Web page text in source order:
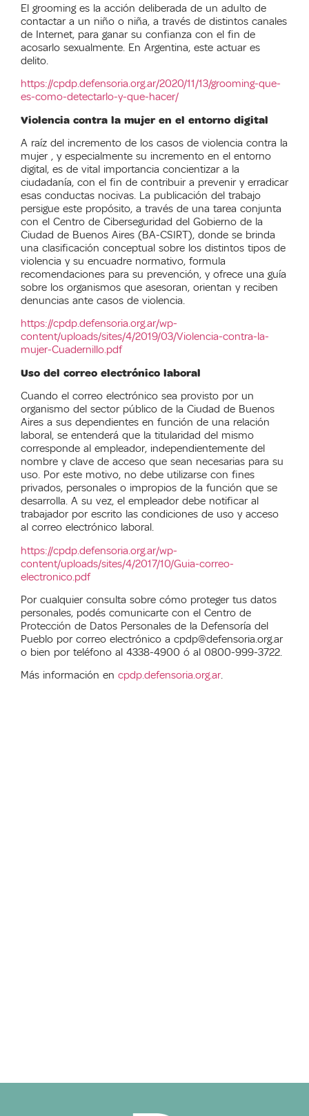
El grooming es la acción deliberada de un adulto de
contactar a un niño o niña, a través de distintos canales
de Internet, para ganar su confianza con el fin de
acosarlo sexualmente. En Argentina, este actuar es
delito.
https://cpdp.defensoria.org.ar/2020/11/13/grooming-que-
es-como-detectarlo-y-que-hacer/
Violencia contra la mujer en el entorno digital
A raíz del incremento de los casos de violencia contra la
mujer , y especialmente su incremento en el entorno
digital, es de vital importancia concientizar a la
ciudadanía, con el fin de contribuir a prevenir y erradicar
esas conductas nocivas. La publicación del trabajo
persigue este propósito, a través de una tarea conjunta
con el Centro de Ciberseguridad del Gobierno de la
Ciudad de Buenos Aires (BA-CSIRT), donde se brinda
una clasificación conceptual sobre los distintos tipos de
violencia y su encuadre normativo, formula
recomendaciones para su prevención, y ofrece una guía
sobre los organismos que asesoran, orientan y reciben
denuncias ante casos de violencia.
https://cpdp.defensoria.org.ar/wp-
content/uploads/sites/4/2019/03/Violencia-contra-la-
mujer-Cuadernillo.pdf
Uso del correo electrónico laboral
Cuando el correo electrónico sea provisto por un
organismo del sector público de la Ciudad de Buenos
Aires a sus dependientes en función de una relación
laboral, se entenderá que la titularidad del mismo
corresponde al empleador, independientemente del
nombre y clave de acceso que sean necesarias para su
uso. Por este motivo, no debe utilizarse con fines
privados, personales o impropios de la función que se
desarrolla. A su vez, el empleador debe notificar al
trabajador por escrito las condiciones de uso y acceso
al correo electrónico laboral.
https://cpdp.defensoria.org.ar/wp-
content/uploads/sites/4/2017/10/Guia-correo-
electronico.pdf
Por cualquier consulta sobre cómo proteger tus datos
personales, podés comunicarte con el Centro de
Protección de Datos Personales de la Defensoría del
Pueblo por correo electrónico a cpdp@defensoria.org.ar
o bien por teléfono al 4338-4900 ó al 0800-999-3722.
Más información en cpdp.defensoria.org.ar.